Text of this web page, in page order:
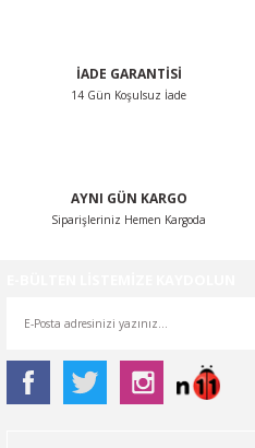
İADE GARANTİSİ
14 Gün Koşulsuz İade
AYNI GÜN KARGO
Siparişleriniz Hemen Kargoda